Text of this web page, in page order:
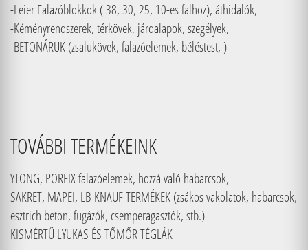
-Leier Falazóblokkok ( 38, 30, 25, 10-es falhoz), áthidalók,
-Kéményrendszerek, térkövek, járdalapok, szegélyek,
-BETONÁRUK (zsalukövek, falazóelemek, béléstest, )
TOVÁBBI TERMÉKEINK
YTONG, PORFIX falazóelemek, hozzá való habarcsok,
SAKRET, MAPEI, LB-KNAUF TERMÉKEK (zsákos vakolatok, habarcsok,
esztrich beton, fugázók, csemperagasztók, stb.)
KISMÉRTŰ LYUKAS ÉS TŐMŐR TÉGLÁK